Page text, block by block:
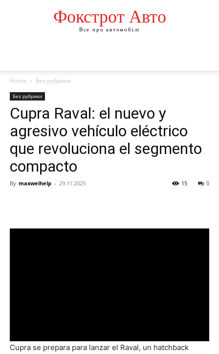
Фокстрот Авто
Все про автомобілі
Home Без рубрики
Без рубрики
Cupra Raval: el nuevo y
agresivo vehículo eléctrico
que revoluciona el segmento
compacto
By maxwelhelp - 29.11.2025 0
15
Cupra se prepara para lanzar el Raval, un hatchback